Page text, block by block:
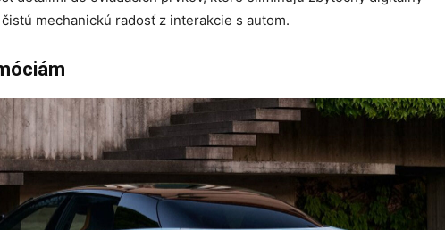
mechanickú radosť z interakcie s autom.